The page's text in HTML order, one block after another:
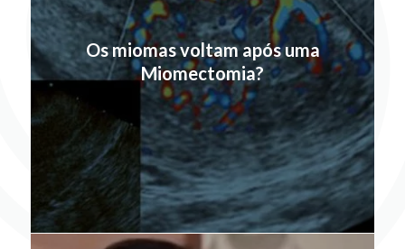
Os miomas voltam após uma
Miomectomia?